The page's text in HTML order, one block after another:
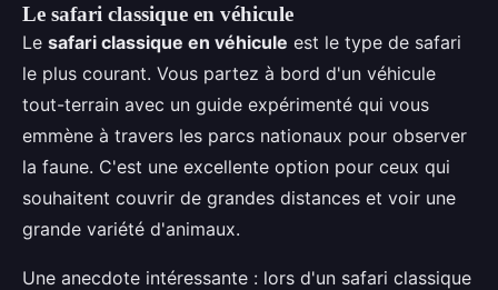
Le safari classique en véhicule
Le safari classique en véhicule est le type de safari
le plus courant. Vous partez à bord d'un véhicule
tout-terrain avec un guide expérimenté qui vous
emmène à travers les parcs nationaux pour observer
la faune. C'est une excellente option pour ceux qui
souhaitent couvrir de grandes distances et voir une
grande variété d'animaux.
Une anecdote intéressante : lors d'un safari classique